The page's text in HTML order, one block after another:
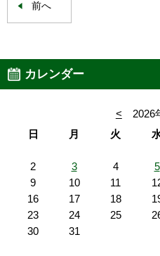
前へ
カレンダー
< 2026
日
月 火
2
3 4 5
9
10 11
16
17 18
23
24 25
30
31